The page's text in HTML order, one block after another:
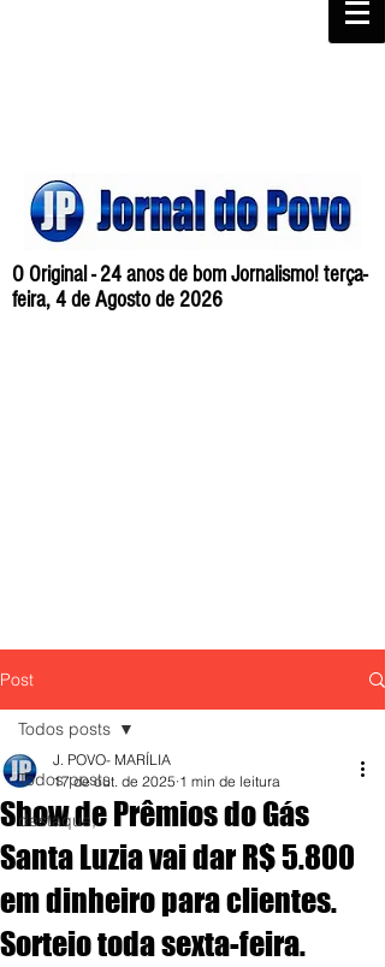
O Original - 24 anos de bom Jornalismo! terça-
feira, 4 de Agosto de 2026
Post
Todos posts
destaque,
Todos posts
Show de Prêmios do Gás
Santa Luzia vai dar R$ 5.800
em dinheiro para clientes.
Sorteio toda sexta-feira.
J. POVO- MARÍLIA
17 de out. de 2025 1 min de leitura